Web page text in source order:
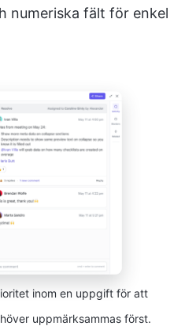
numeriska fält för enkel
inom en uppgift för att
uppmärksammas först.